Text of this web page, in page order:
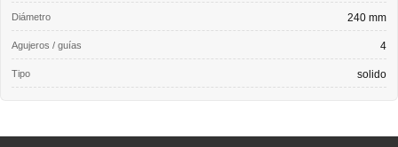
Diámetro 240 mm
Agujeros / guías 4
Tipo solido